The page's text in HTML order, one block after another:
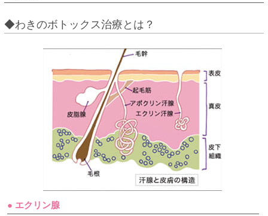
◆わきのボトックス治療とは？
● エクリン腺